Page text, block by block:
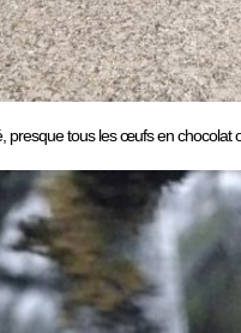
tous les œufs en chocolat